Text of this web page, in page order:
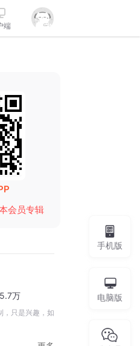
端
会员专辑
5.7万
，只是兴趣，如
手机版
电脑版